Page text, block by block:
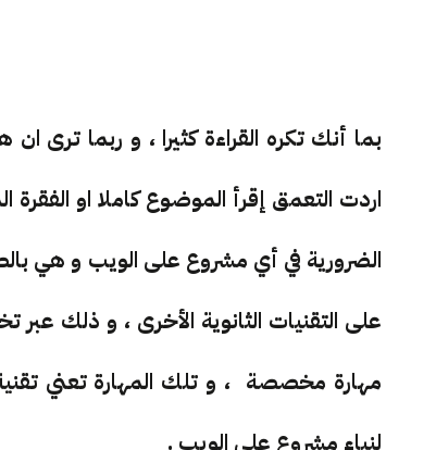
بما أنك تكره القراءة كثيرا ، و ربما
اردت التعمق إقرأ الموضوع كاملا او الفقرة
الضرورية في أي مشروع على الويب و هي
على التقنيات الثانوية الأخرى ، و ذلك
مهارة مخصصة ، و تلك المهارة تعني
لنباء مشروع على الويب .